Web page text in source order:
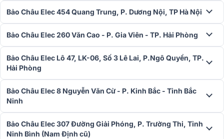
Bảo Châu Elec 454 Quang Trung, P. Dương Nội, TP Hà Nội
Bảo Châu Elec 260 Văn Cao - P. Gia Viên - TP. Hải Phòng
Bảo Châu Elec Lô 47, LK-06, Số 3 Lê Lai, P.Ngô Quyền, TP.
Hải Phòng
Bảo Châu Elec 8 Nguyễn Văn Cừ - P. Kinh Bắc - Tỉnh Bắc
Ninh
Bảo Châu Elec 307 Đường Giải Phóng, P. Trường Thi, Tỉnh
Ninh Bình (Nam Định cũ)